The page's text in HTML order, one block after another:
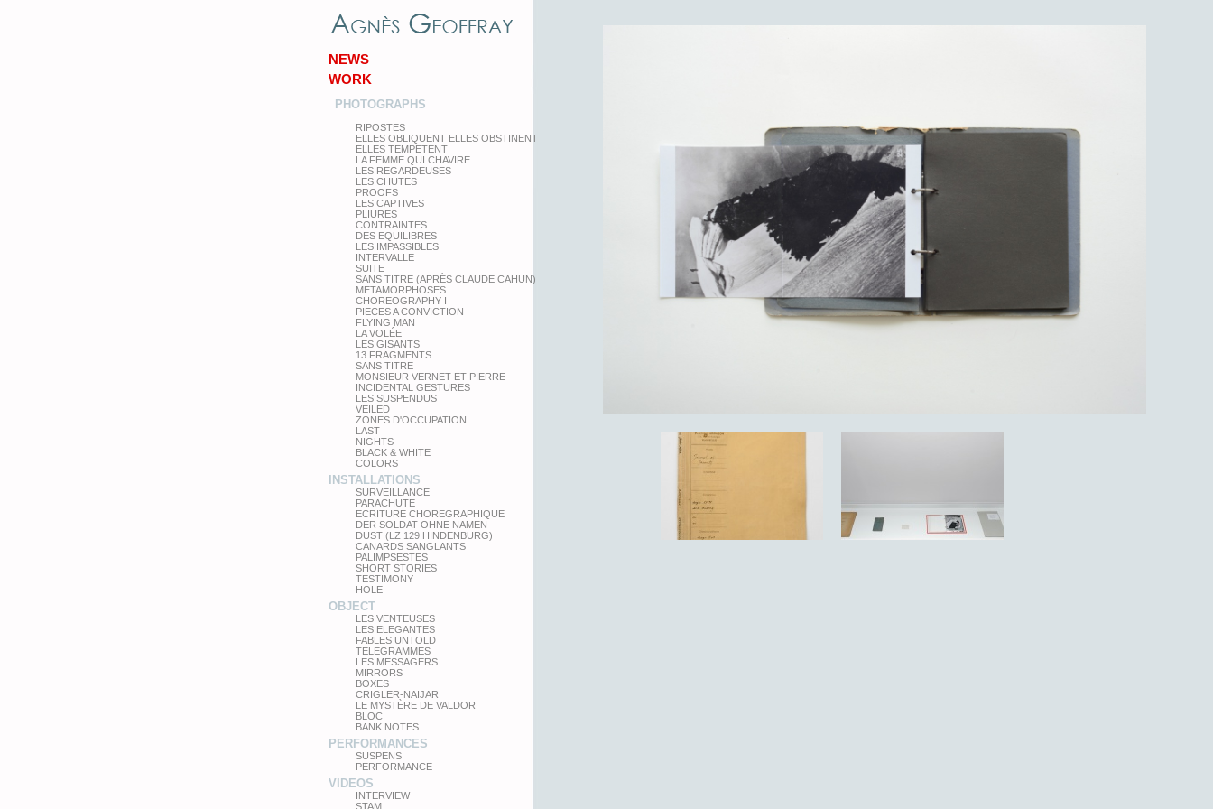
NEWS
WORK
PHOTOGRAPHS
RIPOSTES
ELLES OBLIQUENT ELLES OBSTINENT
ELLES TEMPETENT
LA FEMME QUI CHAVIRE
LES REGARDEUSES
LES CHUTES
PROOFS
LES CAPTIVES
PLIURES
CONTRAINTES
DES EQUILIBRES
LES IMPASSIBLES
INTERVALLE
SUITE
SANS TITRE (APRÈS CLAUDE CAHUN)
METAMORPHOSES
CHOREOGRAPHY I
PIECES A CONVICTION
FLYING MAN
LA VOLÉE
LES GISANTS
13 FRAGMENTS
SANS TITRE
MONSIEUR VERNET ET PIERRE
INCIDENTAL GESTURES
LES SUSPENDUS
VEILED
ZONES D'OCCUPATION
LAST
NIGHTS
BLACK & WHITE
COLORS
INSTALLATIONS
SURVEILLANCE
PARACHUTE
ECRITURE CHOREGRAPHIQUE
DER SOLDAT OHNE NAMEN
DUST (LZ 129 HINDENBURG)
CANARDS SANGLANTS
PALIMPSESTES
SHORT STORIES
TESTIMONY
HOLE
OBJECT
LES VENTEUSES
LES ELEGANTES
FABLES UNTOLD
TELEGRAMMES
LES MESSAGERS
MIRRORS
BOXES
CRIGLER-NAIJAR
LE MYSTÈRE DE VALDOR
BLOC
BANK NOTES
PERFORMANCES
SUSPENS
PERFORMANCE
VIDEOS
INTERVIEW
STAM